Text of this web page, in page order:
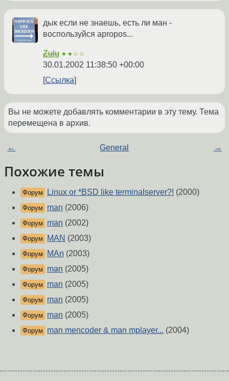
дык если не знаешь, есть ли ман -
воспользуйся apropos...
Zulu ★★☆☆
30.01.2002 11:38:50 +00:00
Ссылка
Вы не можете добавлять комментарии в эту тему. Тема
перемещена в архив.
← General →
Похожие темы
Форум Linux or *BSD like terminalserver?! (2000)
Форум man (2006)
Форум man (2002)
Форум MAN (2003)
Форум MAn (2003)
Форум man (2005)
Форум man (2005)
Форум man (2005)
Форум man (2005)
Форум man mencoder & man mplayer... (2004)